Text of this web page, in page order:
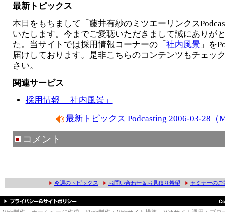
最新トピックス
本日をもちまして「藤井有紗のミツエーリンクス
いたします。今までご愛聴いただきまして誠にありが
た。当サイトでは採用情報コーナーの「 社内風景 」を
届けしております。是非こちらのコンテンツもチェッ
さい。
関連サービス
採用情報 「社内風景」
最新トピックス Podcasting 2006-03-28（
コメント
今週のトピックス お問い合わせ＆お見積り希望 セミナーのご